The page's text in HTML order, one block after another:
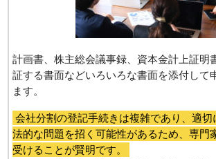
計画書、株主総会議事録、資本金計上証明
証する書面などいろいろな書面を添付して
ます。
会社分割の登記手続きは複雑であり、適切
法的な問題を招く可能性があるため、専門
受けることが賢明です。